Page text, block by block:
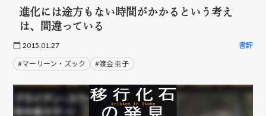
進化には途方もない時間がかかるという考え
は、間違っている
2015.01.27 書評
#マーリーン・ズック #渡会 圭子